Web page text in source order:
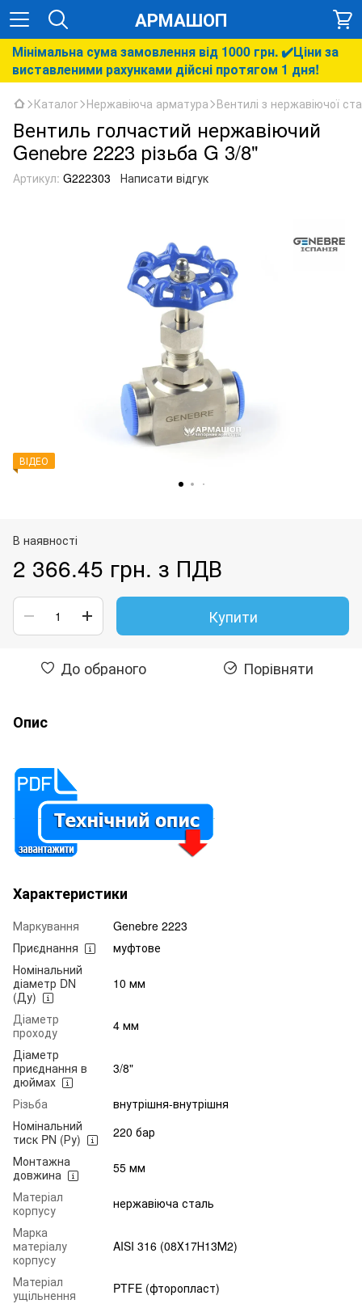
АРМАШОП
Мінімальна сума замовлення від 1000 грн. ✔️Ціни за
виставленими рахунками дійсні протягом 1 дня!
Каталог Нержавіюча арматура Вентилі з нержавіючої
Вентиль голчастий нержавіючий
Genebre 2223 різьба G 3/8"
Артикул: G222303 Написати відгук
ВІДЕО
В наявності
2 366.45 грн. з ПДВ
Купити
До обраного Порівняти
Опис
Характеристики
Маркування
Genebre 2223
Приєднання
муфтове
Номінальний
діаметр DN
(Ду)
10 мм
Діаметр
проходу
4 мм
Діаметр
приєднання в
дюймах
3/8"
Різьба
внутрішня-внутрішня
Номінальний
тиск PN (Ру)
220 бар
Монтажна
довжина
55 мм
Матеріал
корпусу
нержавіюча сталь
Марка
матеріалу
корпусу
AISI 316 (08Х17Н13М2)
Матеріал
ущільнення
PTFE (фторопласт)